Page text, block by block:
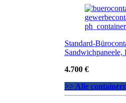
Standard-
Sandwichpaneele,
4.700 €
>> Alle